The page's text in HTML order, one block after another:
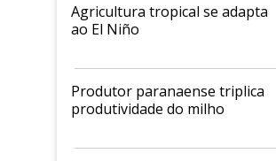
Agricultura tropical se adapta
ao El Niño
Produtor paranaense triplica
produtividade do milho